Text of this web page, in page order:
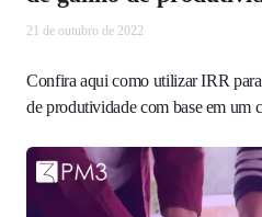
21 de outubro de 2022
Confira aqui como utilizar IRR
de produtividade com base em um